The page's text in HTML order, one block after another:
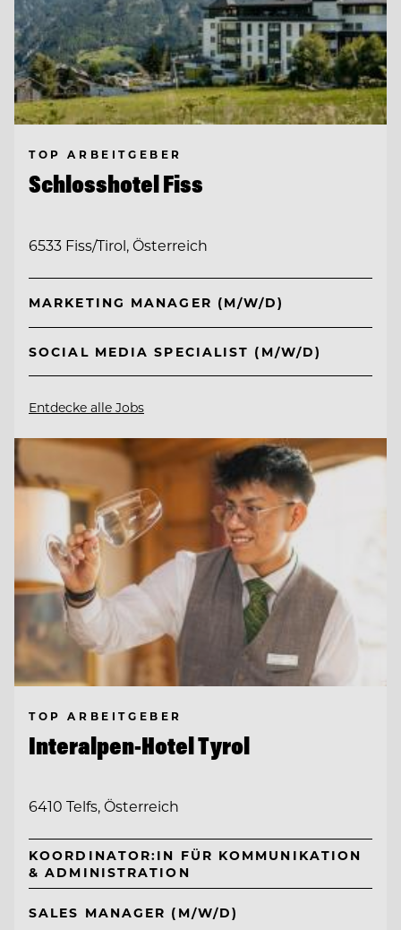
TOP ARBEITGEBER
Schlosshotel Fiss
6533 Fiss/Tirol, Österreich
MARKETING MANAGER (M/W/D)
SOCIAL MEDIA SPECIALIST (M/W/D)
Entdecke alle Jobs
TOP ARBEITGEBER
Interalpen-Hotel Tyrol
6410 Telfs, Österreich
KOORDINATOR:IN FÜR KOMMUNIKATION
& ADMINISTRATION
SALES MANAGER (M/W/D)